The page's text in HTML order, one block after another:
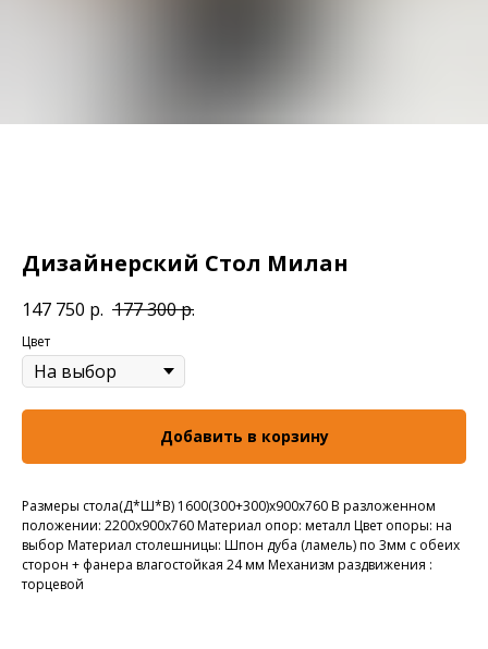
Дизайнерский Стол Милан
147 750 р. 177 300р.
Цвет
Добавить в корзину
Размеры стола(Д*Ш*В) 1600(300+300)х900х760 В разложенном
положении: 2200х900х760 Материал опор: металл Цвет опоры: на
выбор Материал столешницы: Шпон дуба (ламель) по 3мм с обеих
сторон + фанера влагостойкая 24 мм Механизм раздвижения :
торцевой